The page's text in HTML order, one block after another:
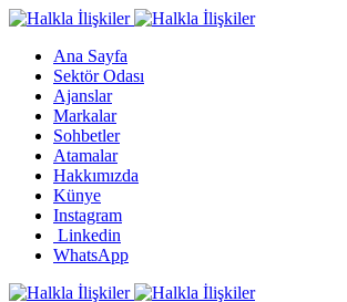
Ana Sayfa
Sektör Odası
Ajanslar
Markalar
Sohbetler
Atamalar
Hakkımızda
Künye
Instagram
Linkedin
WhatsApp